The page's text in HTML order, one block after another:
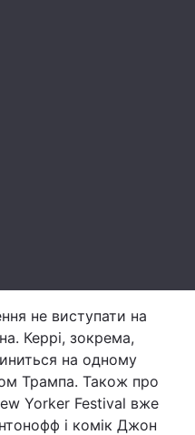
не виступати на
Керрі, зокрема,
на одному
Трампа. Також про
Yorker Festival вже
і комік Джон